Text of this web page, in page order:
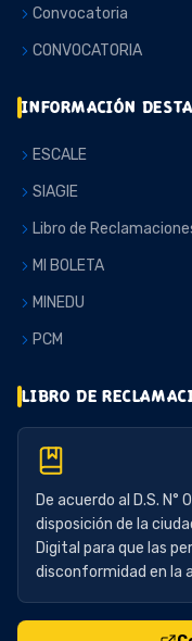
Convocatoria
CONVOCATORIA
INFORMACIÓN
ESCALE
SIAGIE
Libro de
MI BOLETA
MINEDU
PCM
LIBRO DE
De acuerdo al D.S. N°
disposición de la
Digital para que las
disconformidad en la